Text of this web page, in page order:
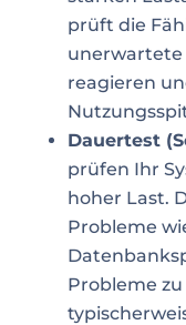
prüft die
unerwartete
reagieren
Dauertest
prüfen Ihr
hoher Last.
Probleme
Probleme